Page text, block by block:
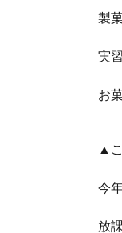
製
実
お
▲
今
放